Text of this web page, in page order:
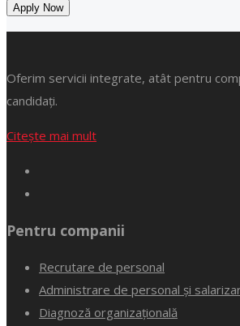
Apply Now
Oferim servicii integrate, atât pentru
candidați.
Citește mai mult
Pentru companii
Recrutare de personal
Administrare de personal și
Diagnoză organizațională